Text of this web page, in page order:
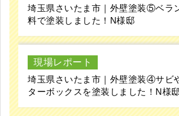
埼玉県さいたま市｜外壁塗装⑤ベラ
料で塗装しました！N様邸
現場レポート
埼玉県さいたま市｜外壁塗装④サビ
ターボックスを塗装しました！N様邸